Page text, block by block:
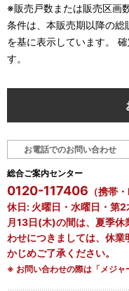
※販売戸数または販売区画
条件は、本販売期以降の
を基に表示しています。
す。
お電話でのお問い合わせ
総合ご案内センター
0120-117406 （携帯
休日: 火曜日・水曜日・
月13日(木)の間は、夏季
わせにつきましては、休
かじめご了承ください。
※ お問い合わせの際は「メジャ